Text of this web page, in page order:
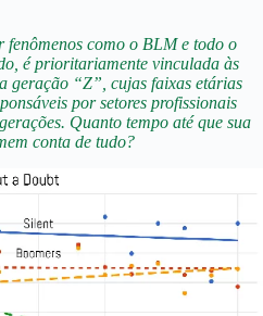
fenômenos como o BLM e todo o
é prioritariamente vinculada às
geração “Z”, cujas faixas etárias
por setores profissionais
Quanto tempo até que sua
conta de tudo?